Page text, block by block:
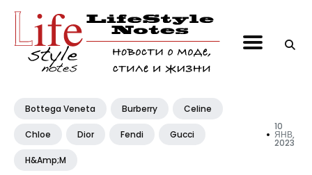
Поиск
Bottega Veneta Burberry Celine
Chloe Dior Fendi Gucci
H&amp;M
•
10
ЯНВ,
2023